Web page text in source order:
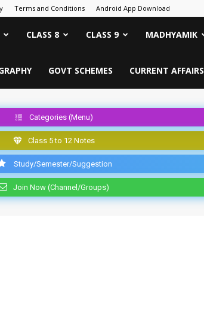
Terms and Conditions Android App Download
CLASS 8 CLASS 9 MADHYAMIK
GOVT SCHEMES CURRENT AFFAIRS
Categories (Menu)
Class 5 to 12 Notes
Study/Semester/Suggestion
Join Now (Channel/Groups)